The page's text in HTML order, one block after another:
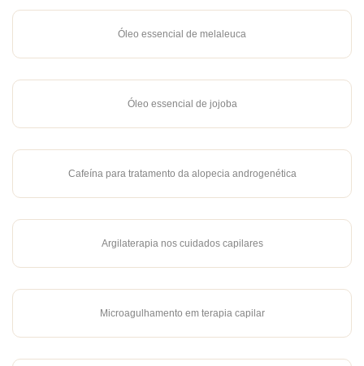
Óleo essencial de melaleuca
Óleo essencial de jojoba
Cafeína para tratamento da alopecia androgenética
Argilaterapia nos cuidados capilares
Microagulhamento em terapia capilar